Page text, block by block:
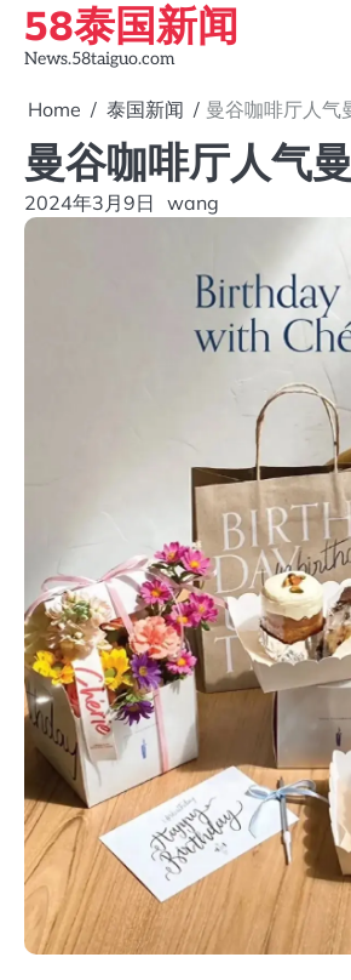
Skip
content
58泰国新闻
News.58taiguo.com
Home 泰国新闻 曼谷咖啡厅人气
曼谷咖啡厅人气
2024年3月9日 wang